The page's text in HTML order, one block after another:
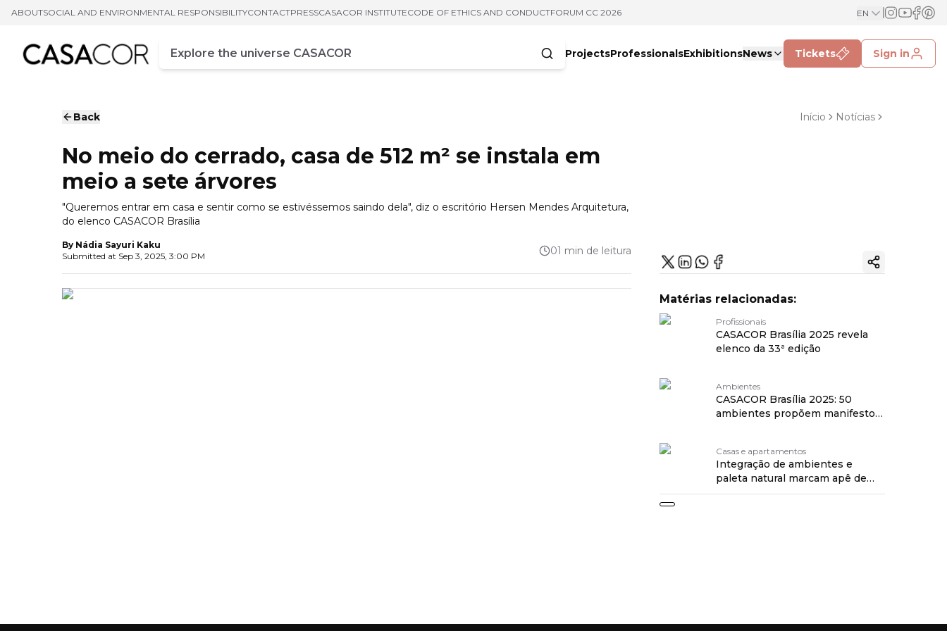
ABOUTSOCIAL AND ENVIRONMENTAL RESPONSIBILITYCONTACTPRESSCASACOR INSTITUTECODE OF ETHICS AND CONDUCTFORUM CC 2026 EN
Campo de busca
Enter at least three characters
ProjectsProfessionalsExhibitionsNews Tickets Sign in
Back Início Notícias
No meio do cerrado, casa de 512 m² se instala em
meio a sete árvores
"Queremos entrar em casa e sentir como se estivéssemos saindo dela", diz o escritório Hersen Mendes Arquitetura,
do elenco CASACOR Brasília
By Nádia Sayuri Kaku
Submitted at Sep 3, 2025, 3:00 PM
01 min de leitura
Copy ink
Matérias relacionadas:
Profissionais
CASACOR Brasília 2025 revela
elenco da 33ª edição
Ambientes
CASACOR Brasília 2025: 50
ambientes propõem manifesto
Casas e apartamentos
Integração de ambientes e
paleta natural marcam apê de
220 m² no Piauí